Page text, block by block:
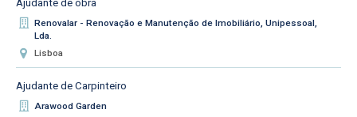
Ajudante de obra
Renovalar - Renovação e Manutenção de Imobiliário, Unipessoal,
Lda.
Lisboa
Ajudante de Carpinteiro
Arawood Garden